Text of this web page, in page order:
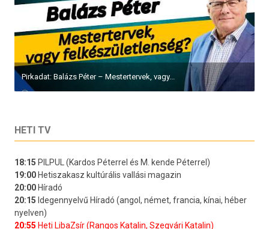
Pirkadat: Balázs Péter – Mestertervek, vagy...
HETI TV